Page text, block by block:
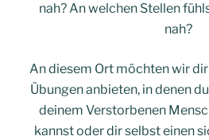
nah? An welchen Stellen
nah?
An diesem Ort möchten wir
Übungen anbieten, in denen
deinem Verstorbenen
kannst oder dir selbst einen